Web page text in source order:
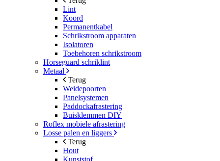
Lint
Koord
Permanentkabel
Schrikstroom apparaten
Isolatoren
Toebehoren schrikstroom
Horseguard schriklint
Metaal
Terug
Weidepoorten
Panelsystemen
Paddockafrastering
Buisklemmen DIY
Roflex mobiele afrastering
Losse palen en liggers
Terug
Hout
Kunststof